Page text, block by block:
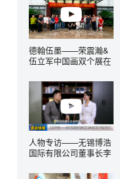
德翰伍墨——荣震瀚&
伍立军中国画双个展在
人物专访——无锡博浩
国际有限公司董事长李